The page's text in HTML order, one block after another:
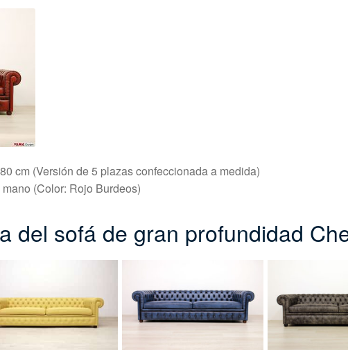
cm (Versión de 5 plazas confeccionada a medida)
(Color: Rojo Burdeos)
del sofá de gran profundidad